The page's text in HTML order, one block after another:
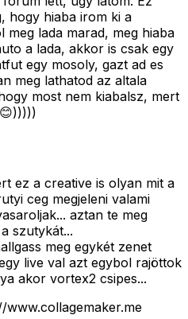
hogy hiaba irom ki a
lada marad, meg hiaba
a lada, akkor is csak egy
egy mosoly, gazt ad es
meg lathatod az altala
most nem kiabalsz, mert
ez a creative is olyan mit a
ceg megjeleni valami
aztan te meg
szutykát...
meg egykét zenet
live val azt egybol rajöttok
akor vortex2 csipes...